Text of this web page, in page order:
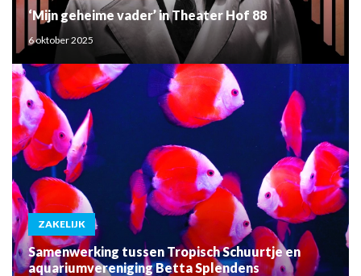
‘Mijn geheime vader’ in Theater Hof 88
6 oktober 2025
ZAKELIJK
Samenwerking tussen Tropisch Schuurtje en
aquariumvereniging Betta Splendens